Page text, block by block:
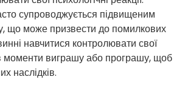
супроводжується підвищеним
що може призвести до помилкових
навчитися контролювати свої
моменти виграшу або програшу, щоб
наслідків.